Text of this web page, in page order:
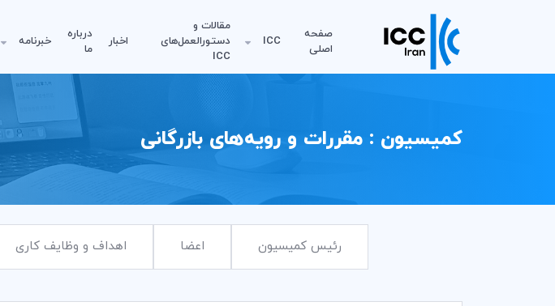
صفحه
اصلی
ICC
مقالات و
دستورالعمل‌های
ICC
اخبار
درباره
ما
خبرنامه
کمیسیون : مقررات و رویه‌های بازرگانی
رئیس کمیسیون اعضا اهداف و وظایف کاری